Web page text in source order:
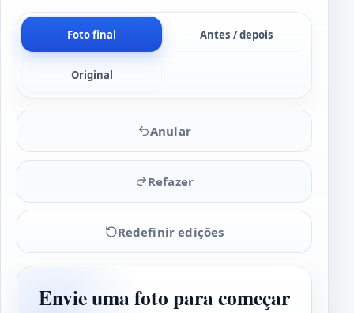
Foto final Antes / depois
Original
Anular
Refazer
Redefinir edições
Envie uma foto para começar